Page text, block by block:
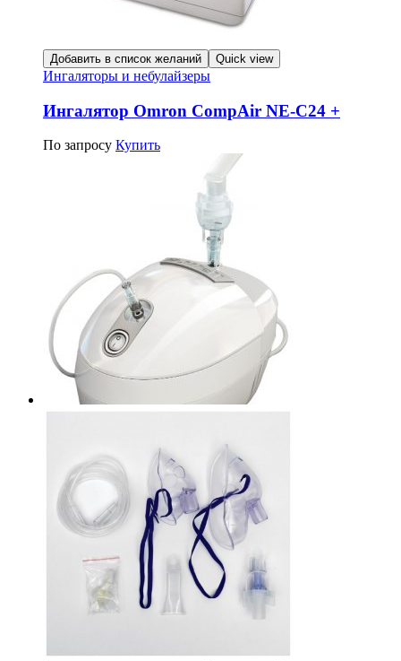
Добавить в список желаний Quick view
Ингаляторы и небулайзеры
Ингалятор Omron CompAir NE-C24 +
По запросу Купить